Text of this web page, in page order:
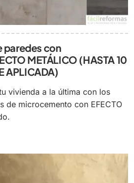
paredes con
METÁLICO (HASTA 10
APLICADA)
vivienda a la última con los
de microcemento con EFECTO